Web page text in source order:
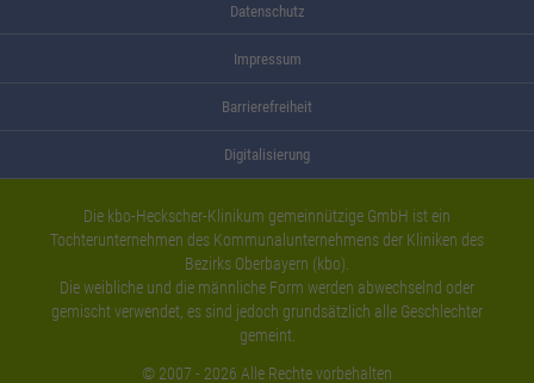
Datenschutz
Impressum
Barrierefreiheit
Digitalisierung
Die kbo-Heckscher-Klinikum gemeinnützige GmbH ist ein
Tochterunternehmen des Kommunalunternehmens der Kliniken des
Bezirks Oberbayern (kbo).
Die weibliche und die männliche Form werden abwechselnd oder
gemischt verwendet, es sind jedoch grundsätzlich alle Geschlechter
gemeint.
© 2007 - 2026 Alle Rechte vorbehalten